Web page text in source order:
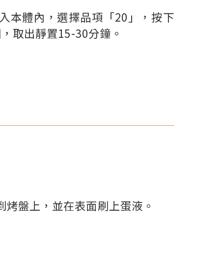
本體內，選擇品項「20」，按下
取出靜置15-30分鐘。
盤上，並在表面刷上蛋液。